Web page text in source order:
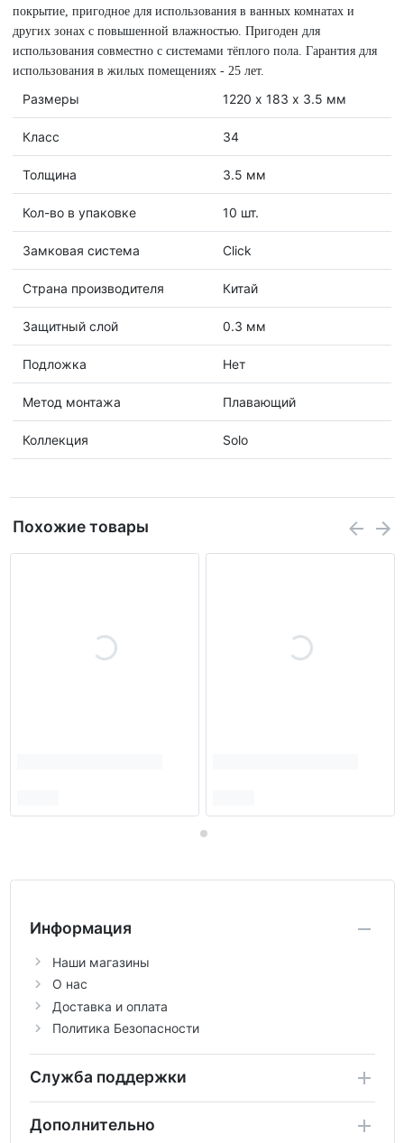
покрытие, пригодное для использования в ванных комнатах и
других зонах с повышенной влажностью. Пригоден для
использования совместно с системами тёплого пола. Гарантия для
использования в жилых помещениях - 25 лет.
Размеры 1220 х 183 х 3.5 мм
Класс 34
Толщина 3.5 мм
Кол-во в упаковке 10 шт.
Замковая система Click
Страна производителя Китай
Защитный слой 0.3 мм
Подложка Нет
Метод монтажа Плавающий
Коллекция Solo
Похожие товары
Информация
Наши магазины
О нас
Доставка и оплата
Политика Безопасности
Служба поддержки
Дополнительно